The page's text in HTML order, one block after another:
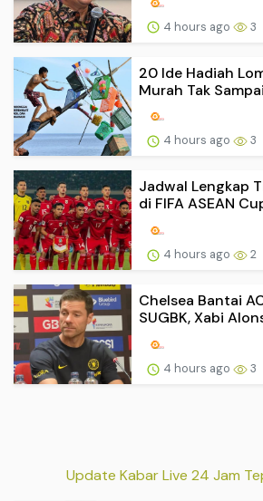
4 hours ago 3
20 Ide Hadiah
Murah Tak Sampai
4 hours ago 3
Jadwal Lengkap
di FIFA ASEAN
4 hours ago 2
Chelsea Bantai
SUGBK, Xabi
4 hours ago 3
Update Kabar Live 24 Jam